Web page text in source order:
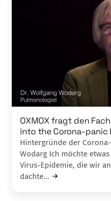
OXMOX fragt den
into the Corona-panic
Hintergründe der
Wodarg Ich möchte
Virus-Epidemie, die wir
dachte…